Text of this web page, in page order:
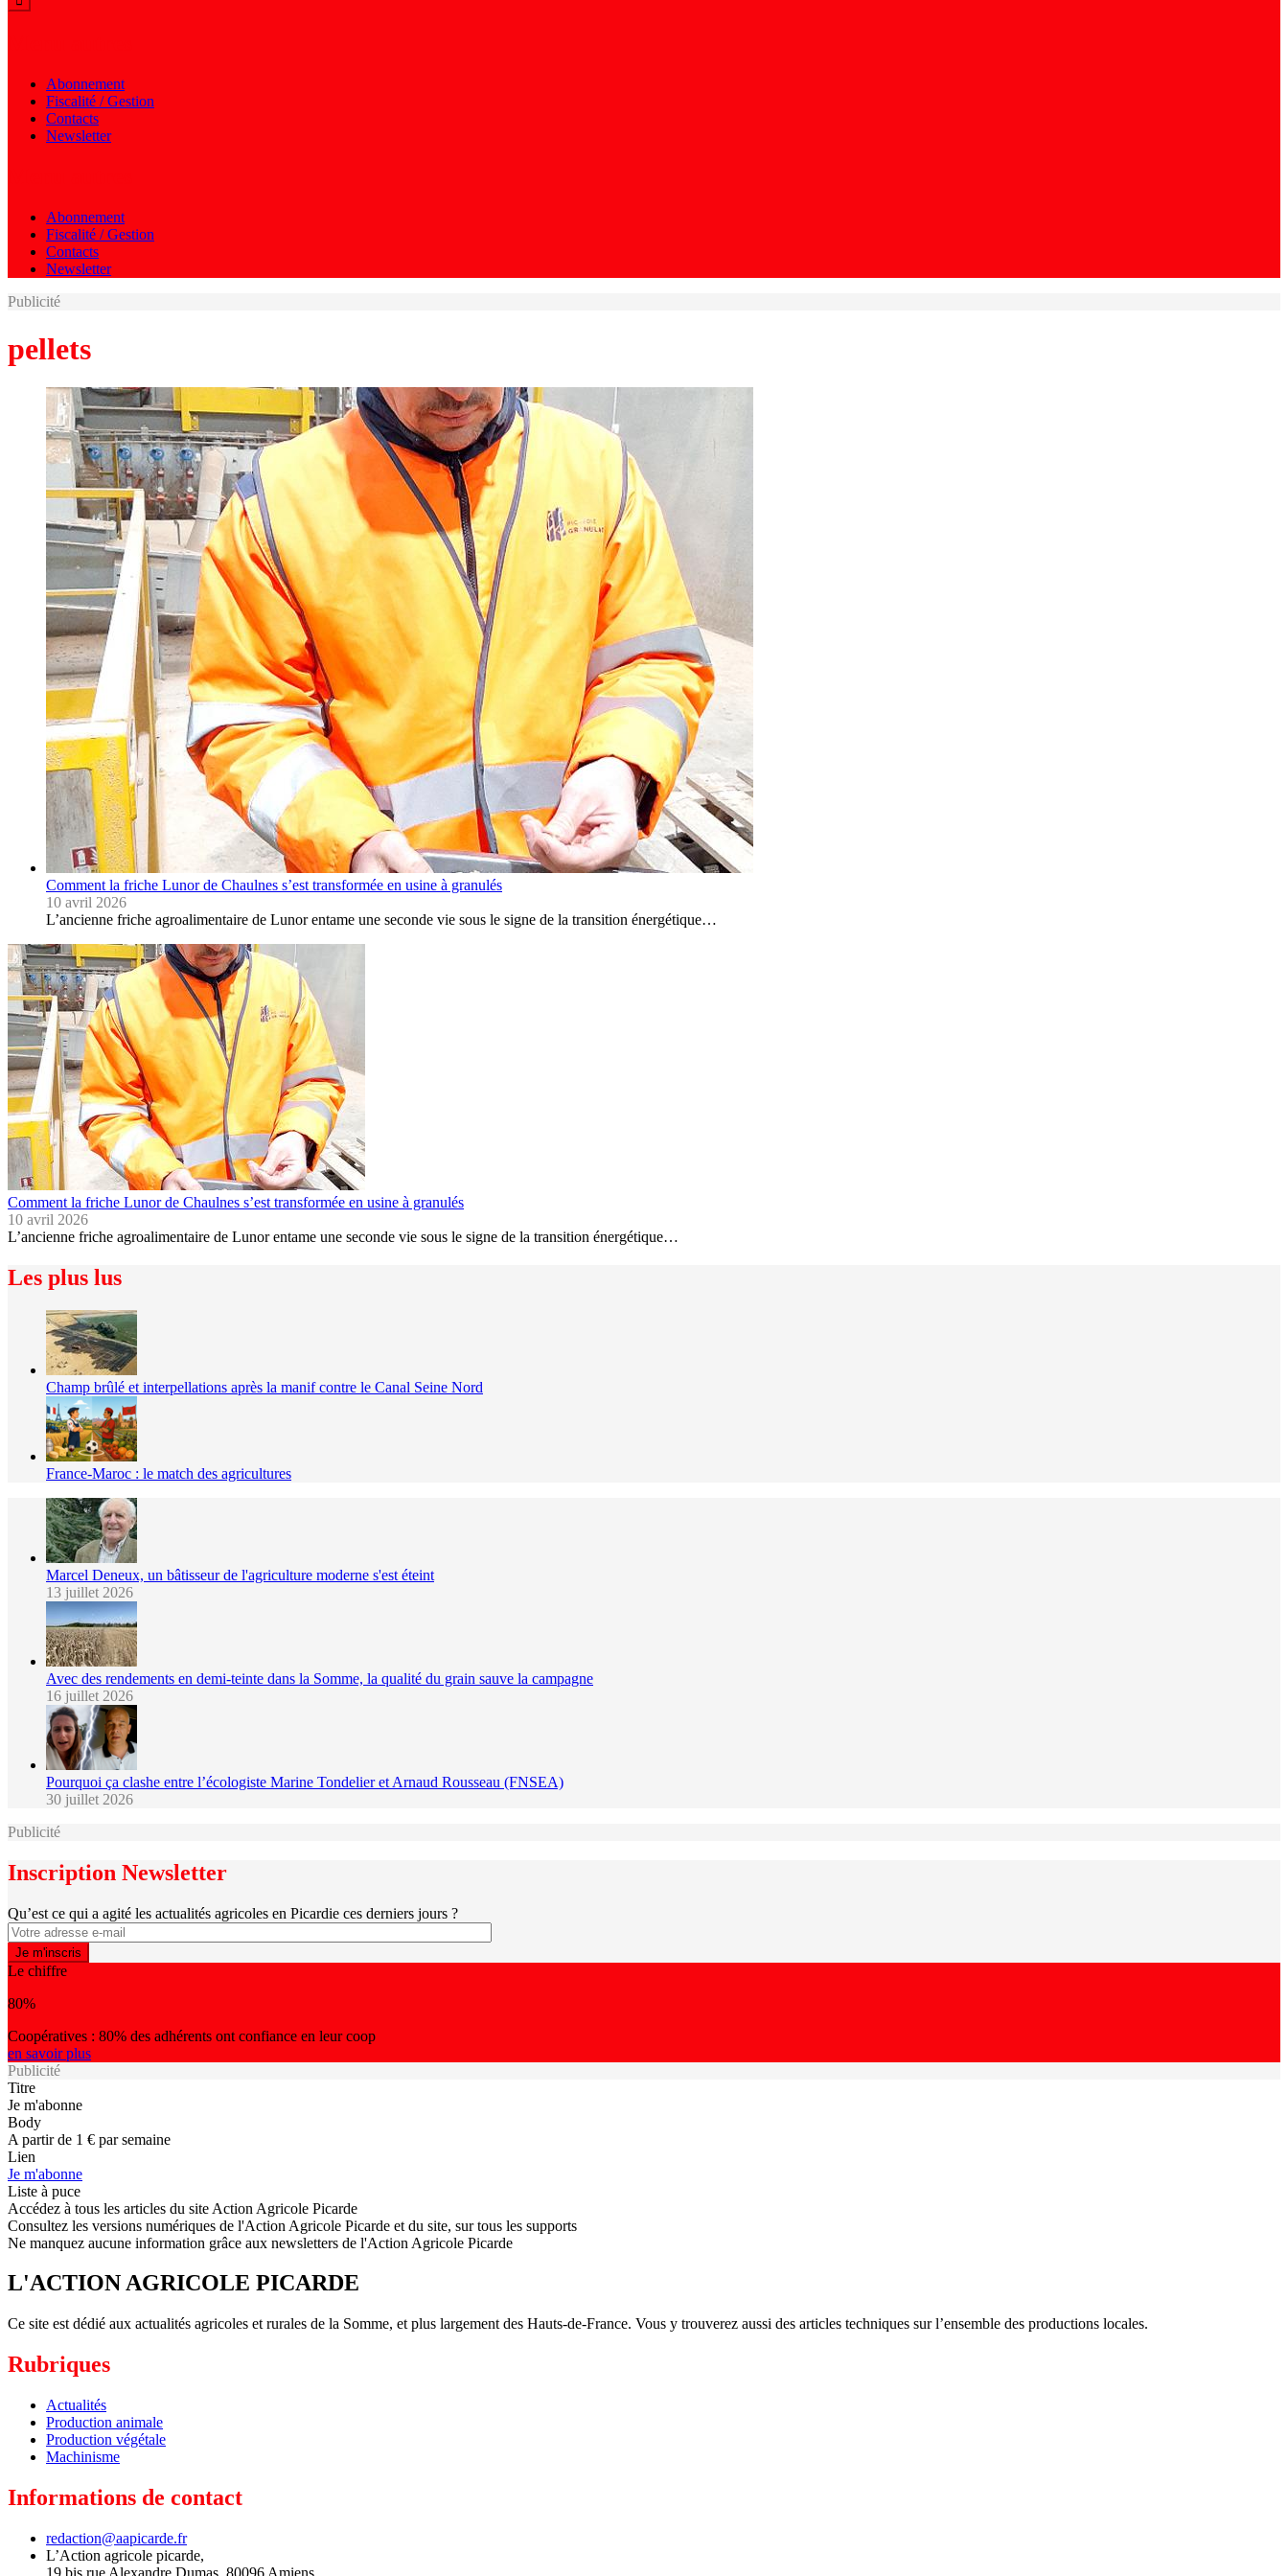
Abonnement
Fiscalité / Gestion
Contacts
Newsletter
Abonnement
Fiscalité / Gestion
Contacts
Newsletter
Publicité
pellets
Comment la friche Lunor de Chaulnes s’est transformée en usine à granulés
10 avril 2026
L’ancienne friche agroalimentaire de Lunor entame une seconde vie sous le signe de la transition énergétique…
Comment la friche Lunor de Chaulnes s’est transformée en usine à granulés
10 avril 2026
L’ancienne friche agroalimentaire de Lunor entame une seconde vie sous le signe de la transition énergétique…
Les plus lus
Champ brûlé et interpellations après la manif contre le Canal Seine Nord
France-Maroc : le match des agricultures
Marcel Deneux, un bâtisseur de l'agriculture moderne s'est éteint
13 juillet 2026
Avec des rendements en demi-teinte dans la Somme, la qualité du grain sauve la campagne
16 juillet 2026
Pourquoi ça clashe entre l’écologiste Marine Tondelier et Arnaud Rousseau (FNSEA)
30 juillet 2026
Publicité
Inscription Newsletter
Qu’est ce qui a agité les actualités agricoles en Picardie ces derniers jours ?
Le chiffre
80%
Coopératives : 80% des adhérents ont confiance en leur coop
en savoir plus
Publicité
Titre
Je m'abonne
Body
A partir de 1 € par semaine
Lien
Je m'abonne
Liste à puce
Accédez à tous les articles du site Action Agricole Picarde
Consultez les versions numériques de l'Action Agricole Picarde et du site, sur tous les supports
Ne manquez aucune information grâce aux newsletters de l'Action Agricole Picarde
L'ACTION AGRICOLE PICARDE
Ce site est dédié aux actualités agricoles et rurales de la Somme, et plus largement des Hauts-de-France. Vous y trouverez aussi des articles techniques sur l’ensemble des productions locales.
Rubriques
Actualités
Production animale
Production végétale
Machinisme
Informations de contact
redaction@aapicarde.fr
L’Action agricole picarde,
19 bis rue Alexandre Dumas, 80096 Amiens